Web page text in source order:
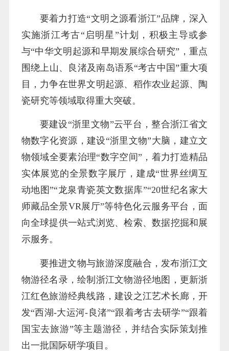
要着力打造“文明之源看浙江”品牌，深入
实施浙江考古“启明星”计划，积极主导或参
与“中华文明起源和早期发展综合研究”，重点
围绕上山、良渚及南岛语系“考古中国”重大项
目，力争在世界文明起源、稻作农业起源、陶
瓷研究等领域取得重大突破。
要建设“浙里文物”云平台，整合浙江省文
物数字化资源，建设“浙里文物”大脑，建立文
物领域全要素治理“数字空间”，着力打造精品
实体展览的全景数字展厅，建成“世界丝绸互
动地图”“龙泉青瓷英文数据库”“20世纪名家大
师藏品全景VR展厅”等特色化云服务平台，面
向全球提供一站式浏览、检索、数据挖掘和展
示服务。
要推进文物与旅游深度融合，发布浙江文
物游径名录，绘制浙江文物游径地图，更新浙
江红色旅游经典线路，建设之江艺术长廊，开
发“西湖-大运河-良渚”“跟着考古去研学”“跟着
国宝去旅游”等主题游径，并结合实际策划推
出一批国际研学项目。